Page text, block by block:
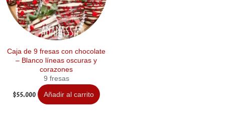
Caja de 9 fresas con chocolate
– Blanco líneas oscuras y
corazones
9 fresas
$55.000 Añadir al carrito